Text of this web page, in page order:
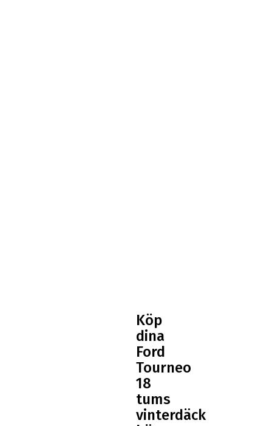
dina
Ford
Tourneo
18
tums
vinterdäck
här